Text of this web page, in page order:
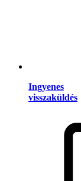
Ingyenes
visszaküldés